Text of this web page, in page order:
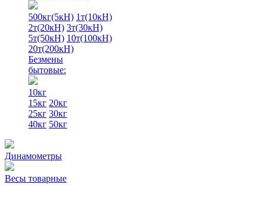
500кг(5кН) 1т(10кН)
2т(20кН) 3т(30кН)
5т(50кН) 10т(100кН)
20т(200кН)
Безмены
бытовые:
10кг
15кг 20кг
25кг 30кг
40кг 50кг
Динамометры
Весы товарные